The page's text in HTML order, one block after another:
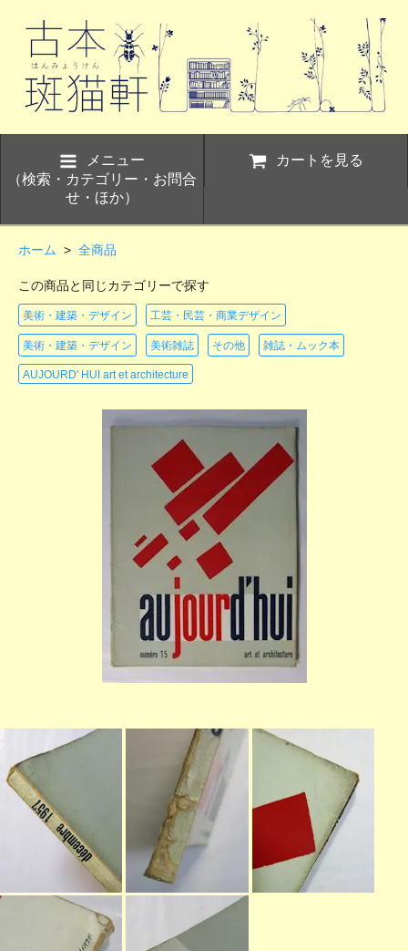
メニュー
（検索・カテゴリー・お問合
せ・ほか）
カートを見る
ホーム > 全商品
この商品と同じカテゴリーで探す
美術・建築・デザイン 工芸・民芸・商業デザイン
美術・建築・デザイン 美術雑誌 その他 雑誌・ムック本
AUJOURD' HUI art et architecture